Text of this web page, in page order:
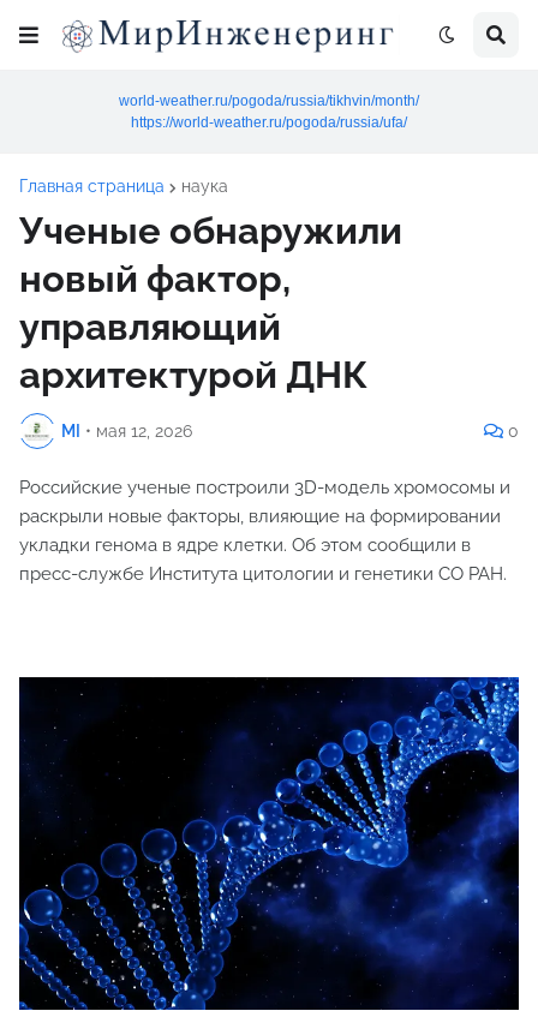
world-weather.ru/pogoda/russia/tikhvin/month/
https://world-weather.ru/pogoda/russia/ufa/
Главная страница наука
Ученые обнаружили
новый фактор,
управляющий
архитектурой ДНК
MI • мая 12, 2026 0
Российские ученые построили 3D-модель хромосомы и
раскрыли новые факторы, влияющие на формировании
укладки генома в ядре клетки. Об этом сообщили в
пресс-службе Института цитологии и генетики СО РАН.